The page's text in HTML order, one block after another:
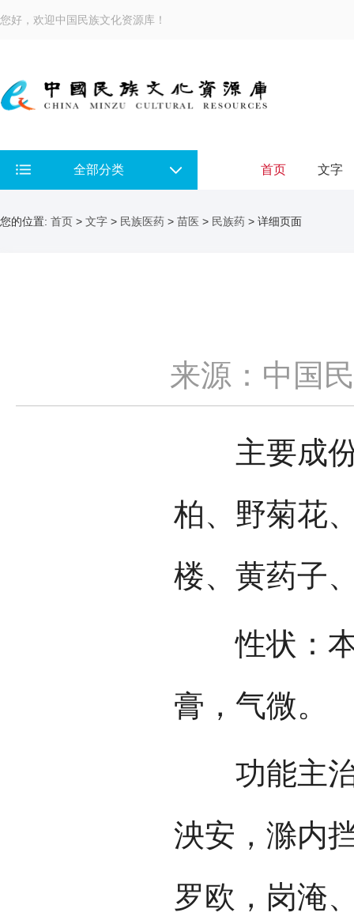
您好，欢迎中国民族文化资源库！
全部分类 首页 文字
您的位置: 首页 > 文字 > 民族医药 > 苗医 > 民族药 > 详细页面
来源：中国
主要成份
柏、野菊花
楼、黄药子
性状：本
膏，气微。
功能主治
泱安，滁内
罗欧，岗淹